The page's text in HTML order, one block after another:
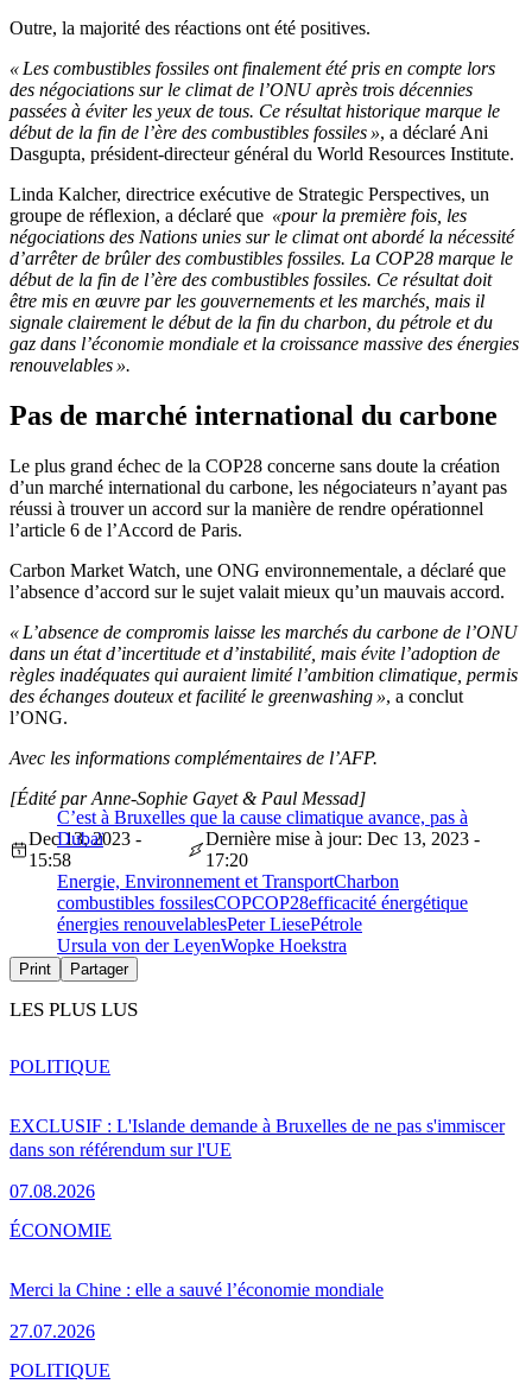
Outre, la majorité des réactions ont été positives.
« Les combustibles fossiles ont finalement été pris en compte lors
des négociations sur le climat de l’ONU après trois décennies
passées à éviter les yeux de tous. Ce résultat historique marque le
début de la fin de l’ère des combustibles fossiles », a déclaré Ani
Dasgupta, président-directeur général du World Resources Institute.
Linda Kalcher, directrice exécutive de Strategic Perspectives, un
groupe de réflexion, a déclaré que «pour la première fois, les
négociations des Nations unies sur le climat ont abordé la nécessité
d’arrêter de brûler des combustibles fossiles. La COP28 marque le
début de la fin de l’ère des combustibles fossiles. Ce résultat doit
être mis en œuvre par les gouvernements et les marchés, mais il
signale clairement le début de la fin du charbon, du pétrole et du
gaz dans l’économie mondiale et la croissance massive des énergies
renouvelables ».
Pas de marché international du carbone
Le plus grand échec de la COP28 concerne sans doute la création
d’un marché international du carbone, les négociateurs n’ayant pas
réussi à trouver un accord sur la manière de rendre opérationnel
l’article 6 de l’Accord de Paris.
Carbon Market Watch, une ONG environnementale, a déclaré que
l’absence d’accord sur le sujet valait mieux qu’un mauvais accord.
« L’absence de compromis laisse les marchés du carbone de l’ONU
dans un état d’incertitude et d’instabilité, mais évite l’adoption de
règles inadéquates qui auraient limité l’ambition climatique, permis
des échanges douteux et facilité le greenwashing », a conclut
l’ONG.
Avec les informations complémentaires de l’AFP.
C’est à Bruxelles que la cause climatique avance, pas à
Dubaï
[Édité par Anne-Sophie Gayet & Paul Messad]
Dec 13, 2023 -
15:58
Dernière mise à jour: Dec 13, 2023 -
17:20
Energie, Environnement et TransportCharbon
combustibles fossilesCOPCOP28efficacité énergétique
énergies renouvelablesPeter LiesePétrole
Ursula von der LeyenWopke Hoekstra
Print Partager
LES PLUS LUS
EXCLUSIF : L'Islande demande à Bruxelles de ne pas s'immiscer
dans son référendum sur l'UE
07.08.2026
POLITIQUE
Merci la Chine : elle a sauvé l’économie mondiale
27.07.2026
ÉCONOMIE
POLITIQUE